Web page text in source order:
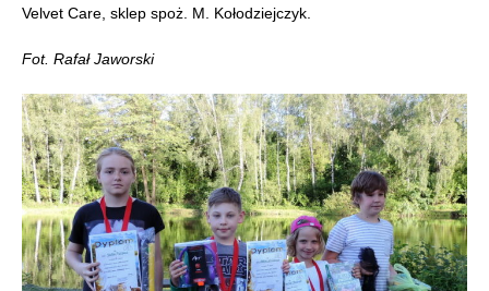
Velvet Care, sklep spoż. M. Kołodziejczyk.
Fot. Rafał Jaworski